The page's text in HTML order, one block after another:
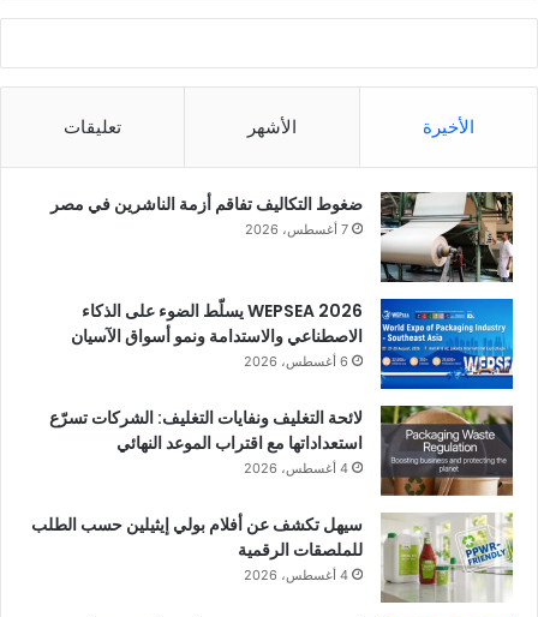
الأخيرة الأشهر تعليقات
ضغوط التكاليف تفاقم أزمة الناشرين في مصر
7 أغسطس، 2026
WEPSEA 2026 يسلّط الضوء على الذكاء
الاصطناعي والاستدامة ونمو أسواق الآسيان
6 أغسطس، 2026
لائحة التغليف ونفايات التغليف: الشركات تسرّع
استعداداتها مع اقتراب الموعد النهائي
4 أغسطس، 2026
سيهل تكشف عن أفلام بولي إيثيلين حسب الطلب
للملصقات الرقمية
4 أغسطس، 2026